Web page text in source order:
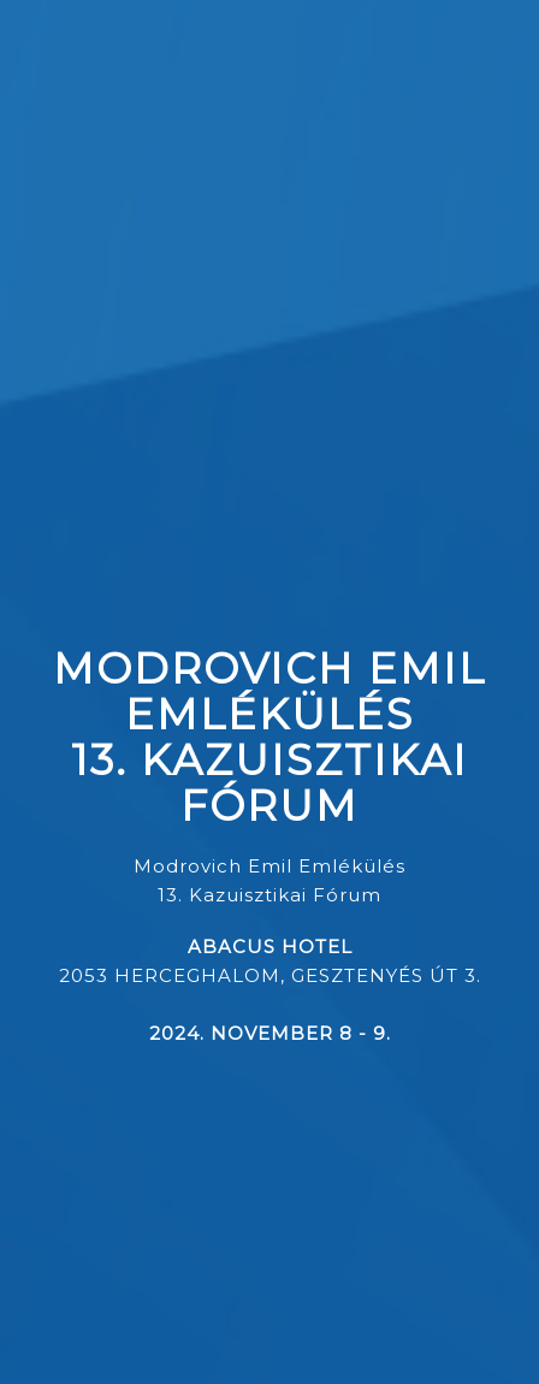
MODROVICH EMIL
EMLÉKÜLÉS
13. KAZUISZTIKAI
FÓRUM
Modrovich Emil Emlékülés
13. Kazuisztikai Fórum
ABACUS HOTEL
2053 HERCEGHALOM, GESZTENYÉS ÚT 3.
2024. NOVEMBER 8 - 9.